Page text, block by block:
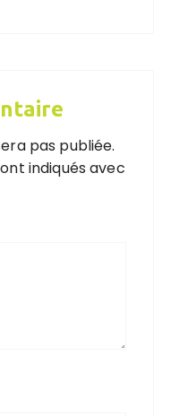
pas publiée.
indiqués avec